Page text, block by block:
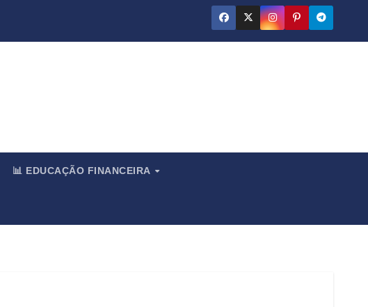
📊 EDUCAÇÃO FINANCEIRA